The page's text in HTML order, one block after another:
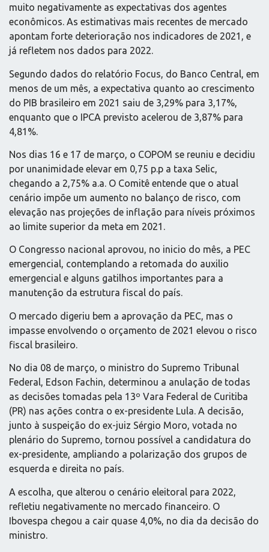
muito negativamente as expectativas dos agentes
econômicos. As estimativas mais recentes de mercado
apontam forte deterioração nos indicadores de 2021, e
já refletem nos dados para 2022.
Segundo dados do relatório Focus, do Banco Central, em
menos de um mês, a expectativa quanto ao crescimento
do PIB brasileiro em 2021 saiu de 3,29% para 3,17%,
enquanto que o IPCA previsto acelerou de 3,87% para
4,81%.
Nos dias 16 e 17 de março, o COPOM se reuniu e decidiu
por unanimidade elevar em 0,75 p.p a taxa Selic,
chegando a 2,75% a.a. O Comitê entende que o atual
cenário impõe um aumento no balanço de risco, com
elevação nas projeções de inflação para níveis próximos
ao limite superior da meta em 2021.
O Congresso nacional aprovou, no inicio do mês, a PEC
emergencial, contemplando a retomada do auxilio
emergencial e alguns gatilhos importantes para a
manutenção da estrutura fiscal do país.
O mercado digeriu bem a aprovação da PEC, mas o
impasse envolvendo o orçamento de 2021 elevou o risco
fiscal brasileiro.
No dia 08 de março, o ministro do Supremo Tribunal
Federal, Edson Fachin, determinou a anulação de todas
as decisões tomadas pela 13º Vara Federal de Curitiba
(PR) nas ações contra o ex-presidente Lula. A decisão,
junto à suspeição do ex-juiz Sérgio Moro, votada no
plenário do Supremo, tornou possível a candidatura do
ex-presidente, ampliando a polarização dos grupos de
esquerda e direita no país.
A escolha, que alterou o cenário eleitoral para 2022,
refletiu negativamente no mercado financeiro. O
Ibovespa chegou a cair quase 4,0%, no dia da decisão do
ministro.